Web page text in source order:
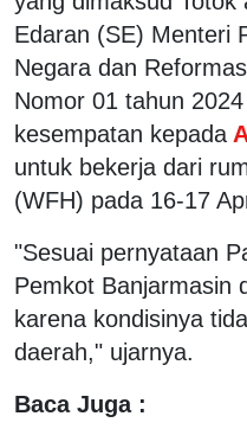
Edaran (SE) Menteri
Negara dan
Nomor 01 tahun
kesempatan kepada
untuk bekerja dari
(WFH) pada 16-17
"Sesuai pernyataan
Pemkot Banjarmasin
karena kondisinya
daerah," ujarnya.
Baca Juga :